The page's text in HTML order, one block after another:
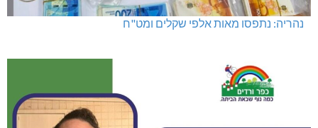
נהריה: נתפסו מאות אלפי שקלים ומט"ח